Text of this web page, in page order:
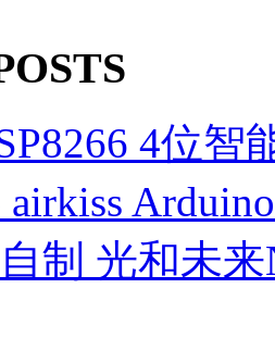
4位智
airkiss
制 光和未来